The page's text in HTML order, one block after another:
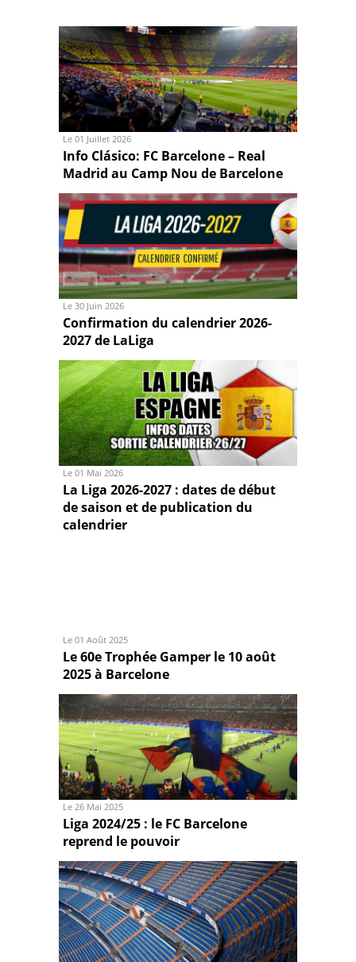
Le 01 Juillet 2026
Info Clásico: FC Barcelone – Real
Madrid au Camp Nou de Barcelone
Le 30 Juin 2026
Confirmation du calendrier 2026-
2027 de LaLiga
Le 01 Mai 2026
La Liga 2026-2027 : dates de début
de saison et de publication du
calendrier
Le 01 Août 2025
Le 60e Trophée Gamper le 10 août
2025 à Barcelone
Le 26 Mai 2025
Liga 2024/25 : le FC Barcelone
reprend le pouvoir